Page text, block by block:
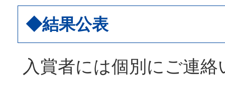
◆結果公表
入賞者には個別にご連